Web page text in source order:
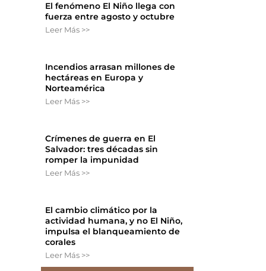
El fenómeno El Niño llega con
fuerza entre agosto y octubre
Leer Más >>
Incendios arrasan millones de
hectáreas en Europa y
Norteamérica
Leer Más >>
Crímenes de guerra en El
Salvador: tres décadas sin
romper la impunidad
Leer Más >>
El cambio climático por la
actividad humana, y no El Niño,
impulsa el blanqueamiento de
corales
Leer Más >>